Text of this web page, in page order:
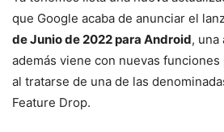
que Google acaba de anunciar el
de Junio de 2022 para Android, una
además viene con nuevas
al tratarse de una de las
Feature Drop.